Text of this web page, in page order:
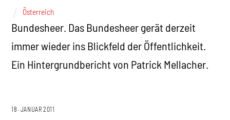
Österreich
Bundesheer. Das Bundesheer gerät derzeit
immer wieder ins Blickfeld der Öffentlichkeit.
Ein Hintergrundbericht von Patrick Mellacher.
18. JANUAR 2011